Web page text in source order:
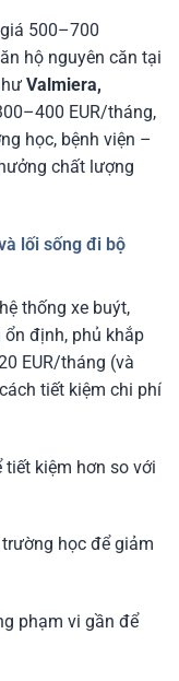
500–700
hộ nguyên căn tại
Valmiera,
EUR/tháng,
học, bệnh viện –
chất lượng
lối sống đi bộ
thống xe buýt,
định, phủ khắp
EUR/tháng (và
tiết kiệm chi phí
kiệm hơn so với
học để giảm
phạm vi gần để